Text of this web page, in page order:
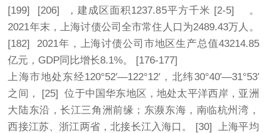
[199] [206] ，建成区面积1237.85平方千米 [2-5] 。
2021年末，上海讨债公司 全市常住人口为2489.43万人。
[182] 2021年，上海讨债公司市地区生产总值43214.85
亿元，GDP同比增长8.1%。 [176-177]
上海市地处东经120°52′—122°12′，北纬30°40′—31°53′
之间， [25] 位于中国华东地区，地处太平洋西岸，亚洲
大陆东沿，长江三角洲前缘；东濒东海，南临杭州湾，
西接江苏、浙江两省，北接长江入海口。 [30] 上海平均